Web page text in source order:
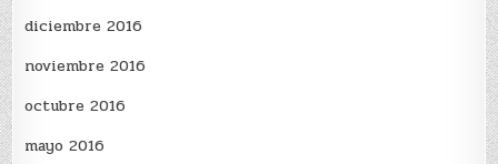
diciembre 2016
noviembre 2016
octubre 2016
mayo 2016